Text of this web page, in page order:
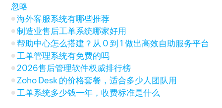
忽略
海外客服系统有哪些推荐
制造业售后工单系统哪家好用
帮助中心怎么搭建？从 0 到 1 做出高效自助服务平台
工单管理系统有免费的吗
2026售后管理软件权威排行榜
Zoho Desk 的价格套餐，适合多少人团队用
工单系统多少钱一年，收费标准是什么